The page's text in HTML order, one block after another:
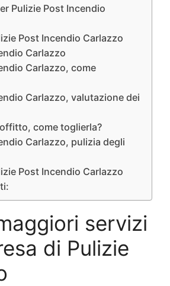
Pulizie Post Incendio
Post Incendio Carlazzo
Carlazzo
Carlazzo, come
Carlazzo, valutazione dei
come toglierla?
Carlazzo, pulizia degli
Post Incendio Carlazzo
servizi
di Pulizie